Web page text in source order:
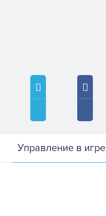
Управление в игре